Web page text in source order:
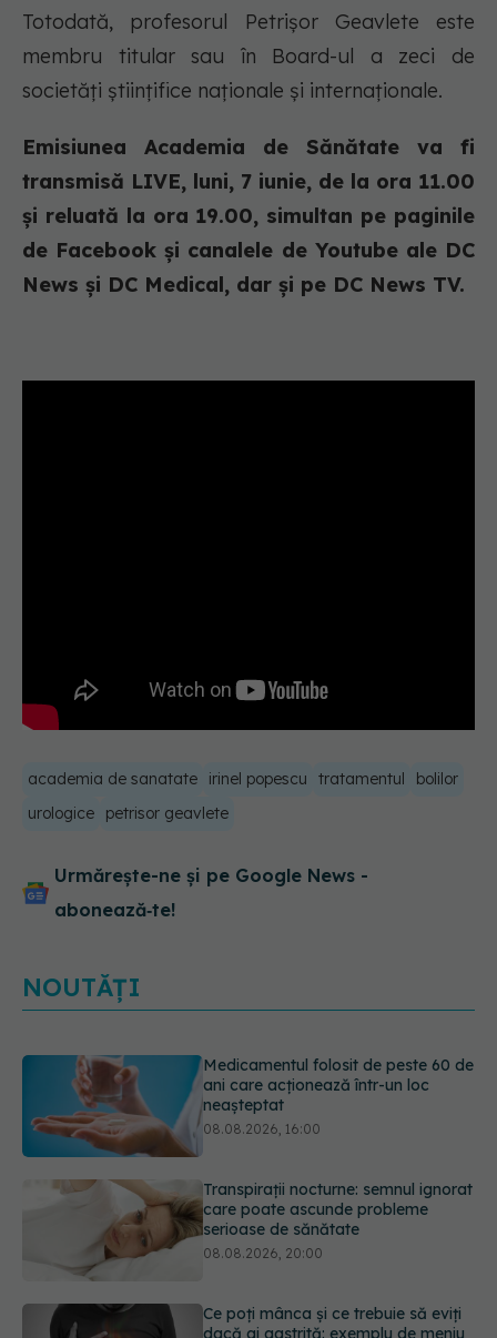
Totodată, profesorul Petrișor Geavlete este
membru titular sau în Board-ul a zeci de
societăți științifice naționale și internaționale.
Emisiunea Academia de Sănătate va fi
transmisă LIVE, luni, 7 iunie, de la ora 11.00
și reluată la ora 19.00, simultan pe paginile
de Facebook și canalele de Youtube ale DC
News și DC Medical, dar și pe DC News TV.
academia de sanatate irinel popescu tratamentul
bolilor
urologice
petrisor geavlete
Urmărește-ne și pe Google News -
abonează‑te!
NOUTĂȚI
Medicamentul folosit de peste 60 de
ani care acționează într-un loc
neașteptat
08.08.2026, 16:00
Transpirații nocturne: semnul ignorat
care poate ascunde probleme
serioase de sănătate
08.08.2026, 20:00
Ce poți mânca și ce trebuie să eviți
dacă ai gastrită: exemplu de meniu